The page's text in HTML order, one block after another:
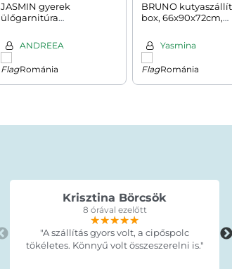
JASMIN gyerek
ülőgarnitúra
67x78,5x42,5cm,
szürke/mentazöld
ANDREEA
Románia
BRUNO
box, 66x90x72cm,
Yasmina
Románia
Krisztina Börcsök
8 órával ezelőtt
★★★★★
★★★★★
★★★★★
"A szállítás gyors volt, a cipőspolc
tökéletes. Könnyű volt összeszerelni is."